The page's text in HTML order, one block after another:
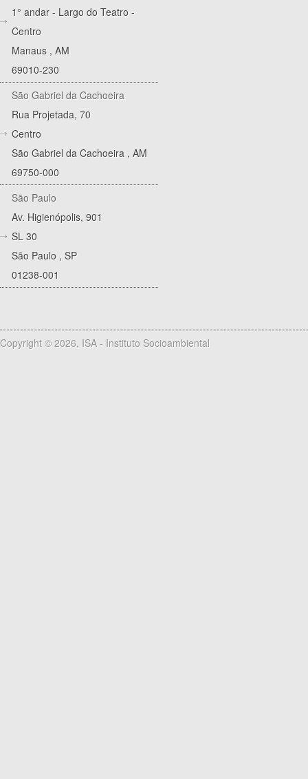
1° andar - Largo do Teatro -
Centro
Manaus , AM
69010-230
São Gabriel da Cachoeira
Rua Projetada, 70
Centro
São Gabriel da Cachoeira , AM
69750-000
São Paulo
Av. Higienópolis, 901
SL 30
São Paulo , SP
01238-001
Copyright © 2026, ISA - Instituto Socioambiental